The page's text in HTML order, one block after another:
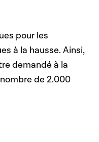
pour les
à la hausse. Ainsi,
demandé à la
de 2.000